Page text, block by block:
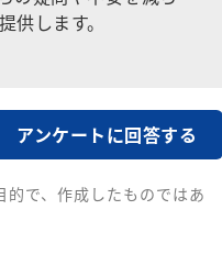
します。
アンケートに回答する
で、作成したものではあ